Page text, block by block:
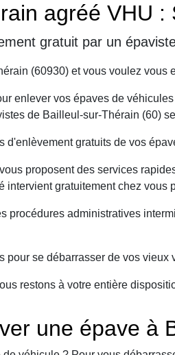
agréé VHU
gratuit par un
(60930) et vous voulez vous
enlever vos épaves de
de Bailleul-sur-Thérain (60)
d'enlèvement gratuits de vos
proposent des services
gratuitement chez vous
procédures administratives
se débarrasser de vos
restons à votre entière
une épave à